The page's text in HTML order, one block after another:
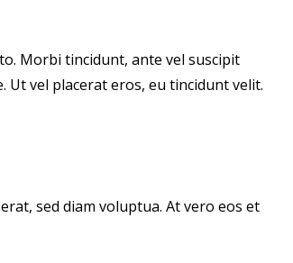
Morbi tincidunt, ante vel suscipit
vel placerat eros, eu tincidunt velit.
sed diam voluptua. At vero eos et